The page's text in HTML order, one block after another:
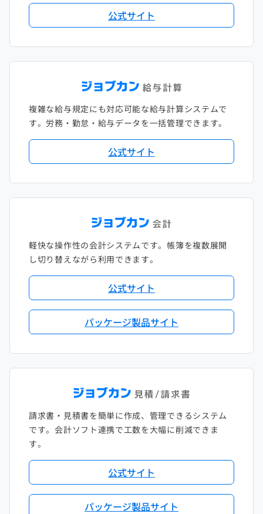
公式サイト
複雑な給与規定にも対応可能な給与計算システムで
す。労務・勤怠・給与データを一括管理できます。
公式サイト
軽快な操作性の会計システムです。帳簿を複数展開
し切り替えながら利用できます。
公式サイト
パッケージ製品サイト
請求書・見積書を簡単に作成、管理できるシステム
です。会計ソフト連携で工数を大幅に削減できま
す。
公式サイト
パッケージ製品サイト